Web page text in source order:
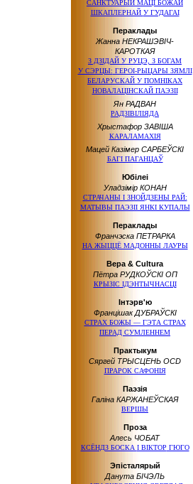
САНКТУАРЫЙ МАЦІ БОЖАЙ
ШКАПЛЕРНАЙ У ГУДАГАІ
Пераклады
Жанна НЕКРАШЭВІЧ-
КАРОТКАЯ
З ДЗІДАЙ У РУЦЭ, З БОГАМ
У СЭРЦЫ: ГЕРОІ-РЫЦАРЫ ЗЯМЛІ
БЕЛАРУСКАЙ У ПОМНІКАХ
НОВАЛАЦІНСКАЙ ПАЭЗІІ
Ян РАДВАН
РАДЗІВІЛІЯДА
Хрыстафор ЗАВІША
КАРАЛАМАХІЯ
Мацей Казімер САРБЕЎСКІ
БАГІ ПАГАНЦАЎ
Юбілеі
Уладзімір КОНАН
СТРАЧАНЫ І ЗНОЙДЗЕНЫ РАЙ:
МАТЫВЫ ПАЭЗІІ ЯНКІ КУПАЛЫ
Пераклады
Франчэска ПЕТРАРКА
НА ЖЫЦЦЁ МАДОННЫ ЛАУРЫ
Вера & Cultura
Пётра РУДКОЎСКІ ОП
КРЫЗІС ІДЭНТЫЧНАСЦІ
Інтэрв'ю
Францішак ДУБРАЎСКІ
СТРАХ БОЖЫ — ГЭТА СТРАХ
ПЕРАД СУМЛЕННЕМ
Практыкум
Сяргей ТРЫСЦЕНЬ ОCD
ПРАРОК САФОНІЯ
Паэзія
Галіна КАРЖАНЕЎСКАЯ
ВЕРШЫ
Проза
Алесь ЧОБАТ
КСЁНДЗ БОСКА І ВІКТОР ГЮГО
Эпісталярый
Данута БІЧЭЛЬ